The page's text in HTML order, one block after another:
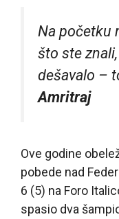
Na početku
što ste
dešavalo –
Amritraj
Ove godine
pobede nad
6 (5) na Foro
spasio dva